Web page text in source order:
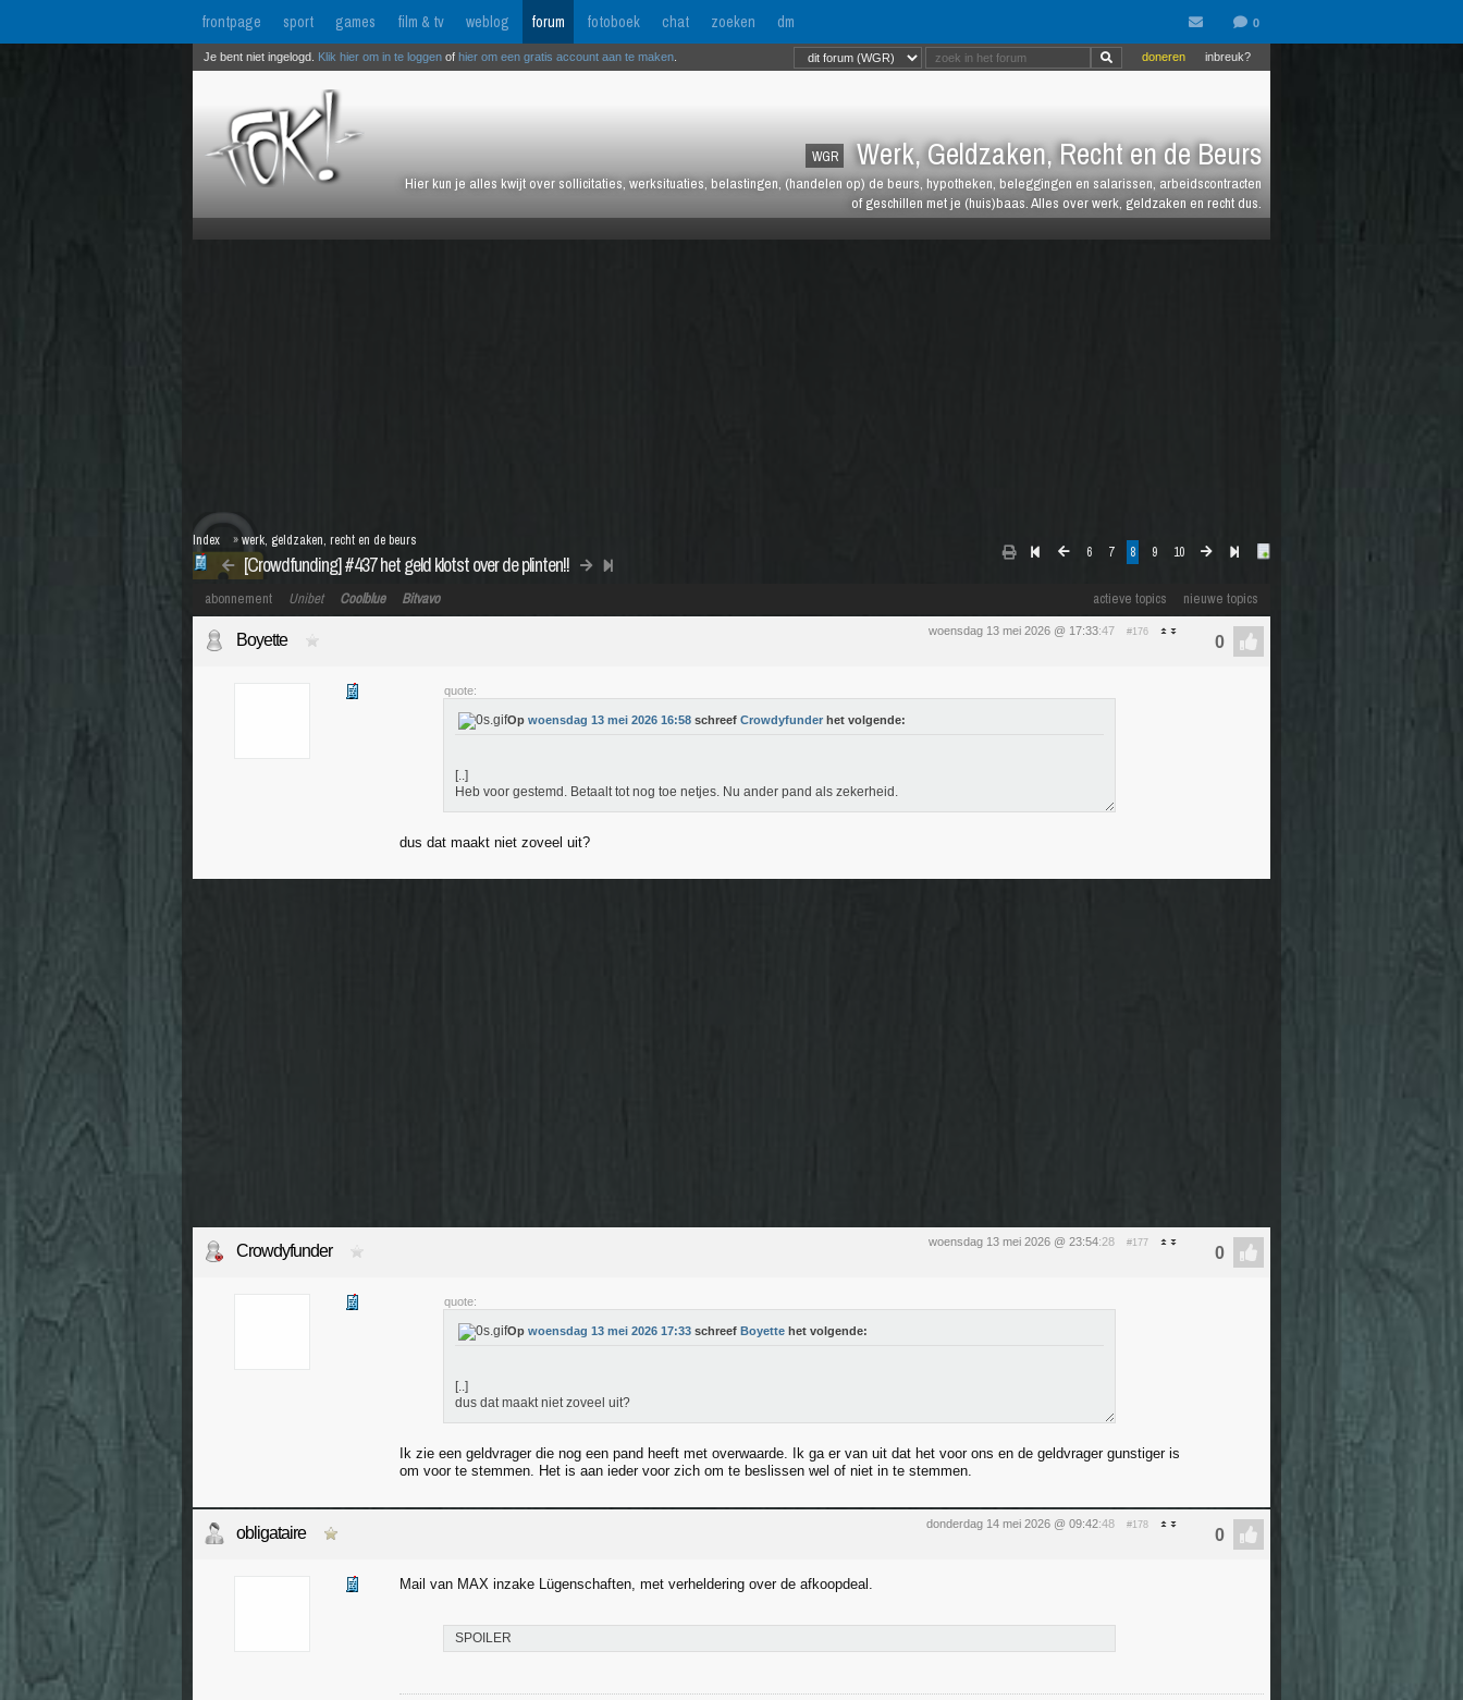
frontpage sport games film & tv weblog forum fotoboek chat zoeken dm
WGR Werk, Geldzaken, Recht en de Beurs
Hier kun je alles kwijt over sollicitaties, werksituaties, belastingen, (handelen op) de beurs, hypotheken, beleggingen en salarissen, arbeidscontracten
of geschillen met je (huis)baas. Alles over werk, geldzaken en recht dus.
inbreuk?
doneren
Je bent niet ingelogd. Klik hier om in te loggen of hier om een gratis account aan te maken
6 7 8 9 10
[Crowdfunding] #437 het geld klotst over de plinten!!
Index »werk, geldzaken, recht en de beurs
actieve topics nieuwe topics
abonnement Unibet Coolblue Bitvavo
woensdag 13 mei 2026 @ 17:33:47 #176
Boyette
quote:
Op woensdag 13 mei 2026 16:58 schreef Crowdyfunder het volgende:
[..]
Heb voor gestemd. Betaalt tot nog toe netjes. Nu ander pand als zekerheid.
dus dat maakt niet zoveel uit?
woensdag 13 mei 2026 @ 23:54:28 #177
Crowdyfunder
quote:
Op woensdag 13 mei 2026 17:33 schreef Boyette het volgende:
[..]
dus dat maakt niet zoveel uit?
Ik zie een geldvrager die nog een pand heeft met overwaarde. Ik ga er van uit dat het voor ons en de geldvrager gunstiger is
om voor te stemmen. Het is aan ieder voor zich om te beslissen wel of niet in te stemmen.
donderdag 14 mei 2026 @ 09:42:48 #178
obligataire
Mail van MAX inzake Lügenschaften, met verheldering over de afkoopdeal.
SPOILER